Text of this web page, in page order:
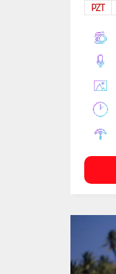
PZT